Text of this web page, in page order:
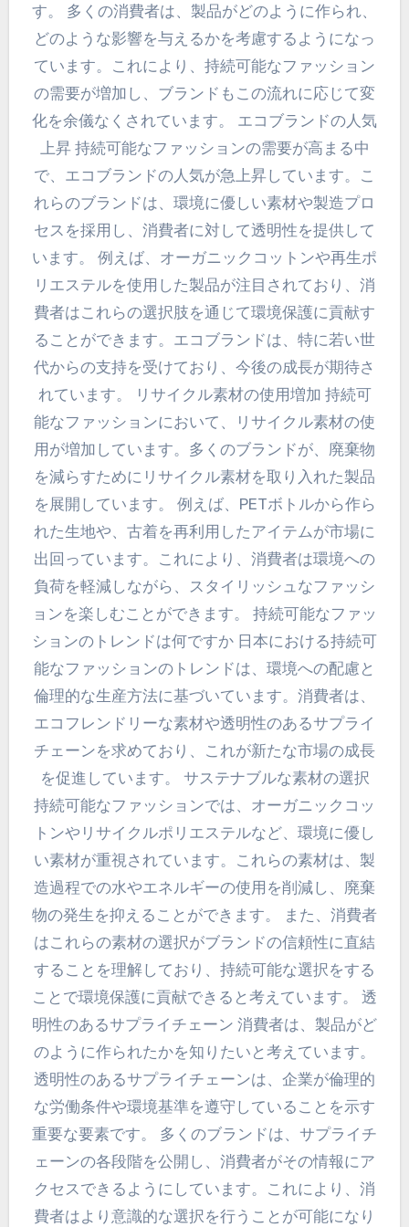
す。 多くの消費者は、製品がどのように作られ、
どのような影響を与えるかを考慮するようになっ
ています。これにより、持続可能なファッション
の需要が増加し、ブランドもこの流れに応じて変
化を余儀なくされています。 エコブランドの人気
上昇 持続可能なファッションの需要が高まる中
で、エコブランドの人気が急上昇しています。こ
れらのブランドは、環境に優しい素材や製造プロ
セスを採用し、消費者に対して透明性を提供して
います。 例えば、オーガニックコットンや再生ポ
リエステルを使用した製品が注目されており、消
費者はこれらの選択肢を通じて環境保護に貢献す
ることができます。エコブランドは、特に若い世
代からの支持を受けており、今後の成長が期待さ
れています。 リサイクル素材の使用増加 持続可
能なファッションにおいて、リサイクル素材の使
用が増加しています。多くのブランドが、廃棄物
を減らすためにリサイクル素材を取り入れた製品
を展開しています。 例えば、PETボトルから作ら
れた生地や、古着を再利用したアイテムが市場に
出回っています。これにより、消費者は環境への
負荷を軽減しながら、スタイリッシュなファッシ
ョンを楽しむことができます。 持続可能なファッ
ションのトレンドは何ですか 日本における持続可
能なファッションのトレンドは、環境への配慮と
倫理的な生産方法に基づいています。消費者は、
エコフレンドリーな素材や透明性のあるサプライ
チェーンを求めており、これが新たな市場の成長
を促進しています。 サステナブルな素材の選択
持続可能なファッションでは、オーガニックコッ
トンやリサイクルポリエステルなど、環境に優し
い素材が重視されています。これらの素材は、製
造過程での水やエネルギーの使用を削減し、廃棄
物の発生を抑えることができます。 また、消費者
はこれらの素材の選択がブランドの信頼性に直結
することを理解しており、持続可能な選択をする
ことで環境保護に貢献できると考えています。 透
明性のあるサプライチェーン 消費者は、製品がど
のように作られたかを知りたいと考えています。
透明性のあるサプライチェーンは、企業が倫理的
な労働条件や環境基準を遵守していることを示す
重要な要素です。 多くのブランドは、サプライチ
ェーンの各段階を公開し、消費者がその情報にア
クセスできるようにしています。これにより、消
費者はより意識的な選択を行うことが可能になり